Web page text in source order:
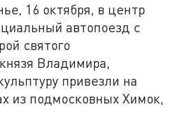
16 октября, в центр
автопоезд с
святого
Владимира,
привезли на
из подмосковных Химок,